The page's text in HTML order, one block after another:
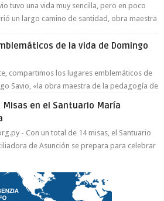
tuvo una vida muy sencilla, pero en poco
un largo camino de santidad, obra maestra
de la vida de Domingo
compartimos los lugares emblemáticos de
Savio, «la obra maestra de la pedagogía de
Misas en el Santuario María
- Con un total de 14 misas, el Santuario
de Asunción se prepara para celebrar